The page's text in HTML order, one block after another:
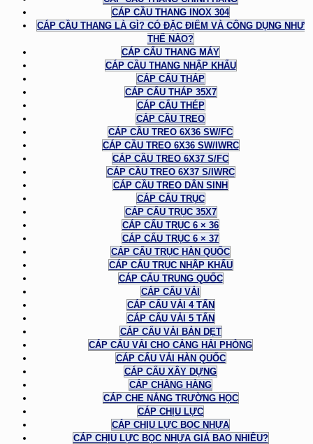
CÁP CẦU THANG INOX 304
CÁP CẦU THANG LÀ GÌ? CÓ ĐẶC ĐIỂM VÀ CÔNG DỤNG NHƯ
THẾ NÀO?
CÁP CẨU THANG MÁY
CÁP CẦU THANG NHẬP KHẨU
CÁP CẨU THÁP
CÁP CẨU THÁP 35X7
CÁP CẨU THÉP
CÁP CẦU TREO
CÁP CẦU TREO 6X36 SW/FC
CÁP CẦU TREO 6X36 SW/IWRC
CÁP CẦU TREO 6X37 S/FC
CÁP CẦU TREO 6X37 S/IWRC
CÁP CẦU TREO DÂN SINH
CÁP CẨU TRỤC
CÁP CẨU TRỤC 35X7
CÁP CẨU TRỤC 6 × 36
CÁP CẨU TRỤC 6 × 37
CÁP CẨU TRỤC HÀN QUỐC
CÁP CẨU TRỤC NHẬP KHẨU
CÁP CẨU TRUNG QUỐC
CÁP CẨU VẢI
CÁP CẨU VẢI 4 TẤN
CÁP CẨU VẢI 5 TẤN
CÁP CẨU VẢI BẢN DẸT
CÁP CẨU VẢI CHO CẢNG HẢI PHÒNG
CÁP CẨU VẢI HÀN QUỐC
CÁP CẨU XÂY DỰNG
CÁP CHẰNG HÀNG
CÁP CHE NẮNG TRƯỜNG HỌC
CÁP CHỊU LỰC
CÁP CHỊU LỰC BỌC NHỰA
CÁP CHỊU LỰC BỌC NHỰA GIÁ BAO NHIÊU?